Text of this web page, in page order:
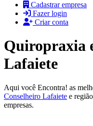
Cadastrar empresa
Fazer login
Criar conta
Quiropraxia
Lafaiete
Aqui você Encontra! as
Conselheiro Lafaiete e
empresas.